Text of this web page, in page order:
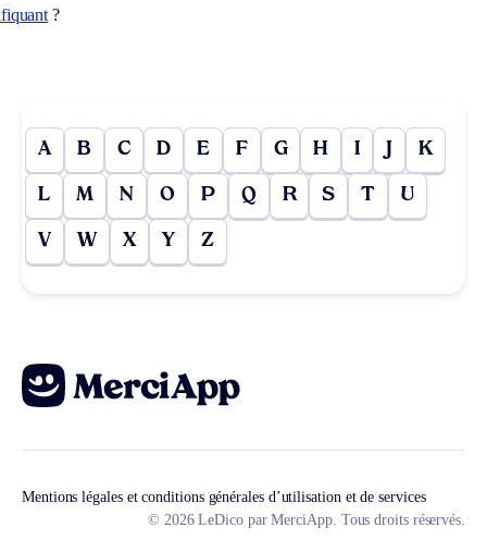
?
A B C D E F G H I J K
L M N O P Q R S T U
V W X Y Z
Mentions légales et conditions générales d’utilisation et de services
© 2026 LeDico par MerciApp. Tous droits réservés.